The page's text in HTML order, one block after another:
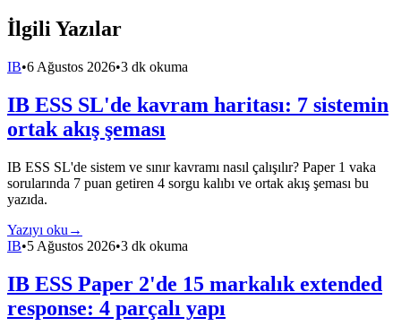
İlgili Yazılar
IB•6 Ağustos 2026•3 dk okuma
IB ESS SL'de kavram haritası: 7 sistemin
ortak akış şeması
IB ESS SL'de sistem ve sınır kavramı nasıl çalışılır? Paper 1 vaka
sorularında 7 puan getiren 4 sorgu kalıbı ve ortak akış şeması bu
yazıda.
Yazıyı oku →
IB•5 Ağustos 2026•3 dk okuma
IB ESS Paper 2'de 15 markalık extended
response: 4 parçalı yapı